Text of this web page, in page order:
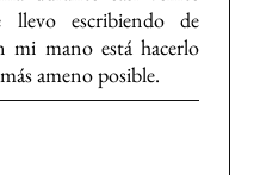
llevo escribiendo de
mi mano está hacerlo
ameno posible.